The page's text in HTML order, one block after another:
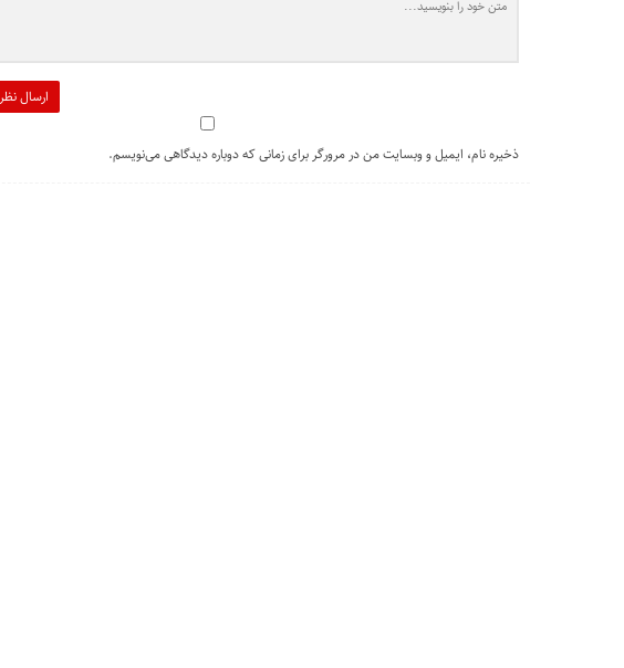
ارسال نظر
ذخیره نام، ایمیل و وبسایت من در مرورگر برای زمانی که دوباره دیدگاهی می‌نویسم.